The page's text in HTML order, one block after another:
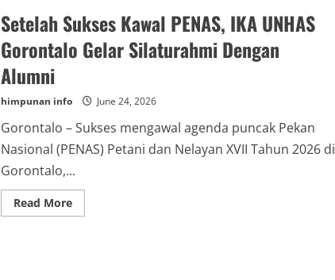
Setelah Sukses Kawal PENAS, IKA UNHAS
Gorontalo Gelar Silaturahmi Dengan
Alumni
himpunan info June 24, 2026
Gorontalo – Sukses mengawal agenda puncak Pekan
Nasional (PENAS) Petani dan Nelayan XVII Tahun 2026 di
Gorontalo,...
Read MoreRead
more